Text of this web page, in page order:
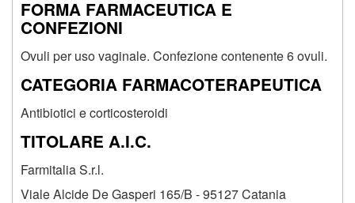
FORMA FARMACEUTICA E
CONFEZIONI
Ovuli per uso vaginale. Confezione contenente 6 ovuli.
CATEGORIA FARMACOTERAPEUTICA
Antibiotici e corticosteroidi
TITOLARE A.I.C.
Farmitalia S.r.l.
Viale Alcide De Gasperi 165/B - 95127 Catania